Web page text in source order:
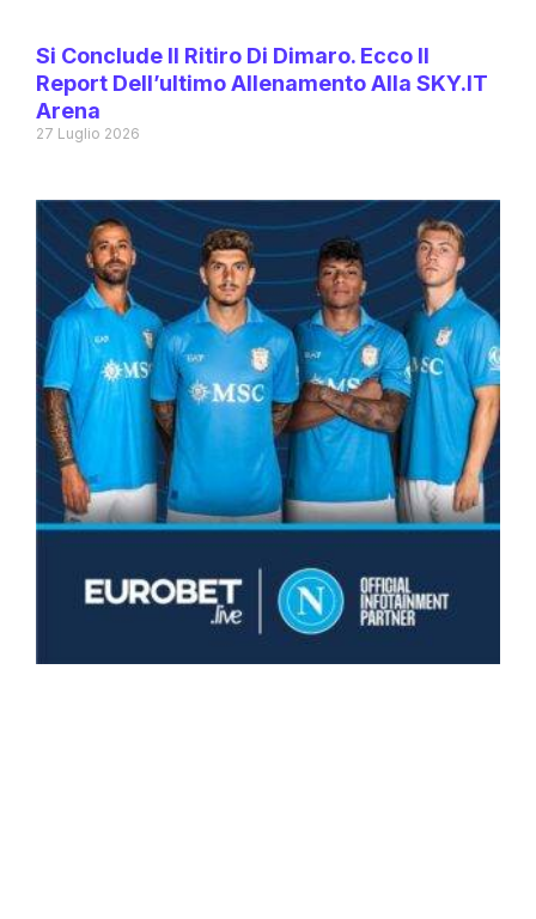
Si Conclude Il Ritiro Di Dimaro. Ecco Il
Report Dell’ultimo Allenamento Alla SKY.IT
Arena
27 Luglio 2026